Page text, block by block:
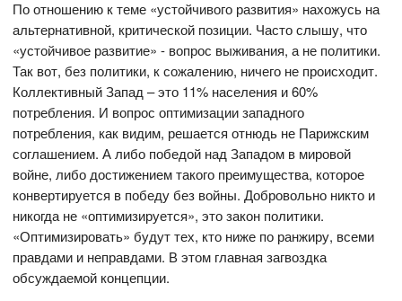
По отношению к теме «устойчивого развития» нахожусь на
альтернативной, критической позиции. Часто слышу, что
«устойчивое развитие» - вопрос выживания, а не политики.
Так вот, без политики, к сожалению, ничего не происходит.
Коллективный Запад – это 11% населения и 60%
потребления. И вопрос оптимизации западного
потребления, как видим, решается отнюдь не Парижским
соглашением. А либо победой над Западом в мировой
войне, либо достижением такого преимущества, которое
конвертируется в победу без войны. Добровольно никто и
никогда не «оптимизируется», это закон политики.
«Оптимизировать» будут тех, кто ниже по ранжиру, всеми
правдами и неправдами. В этом главная загвоздка
обсуждаемой концепции.